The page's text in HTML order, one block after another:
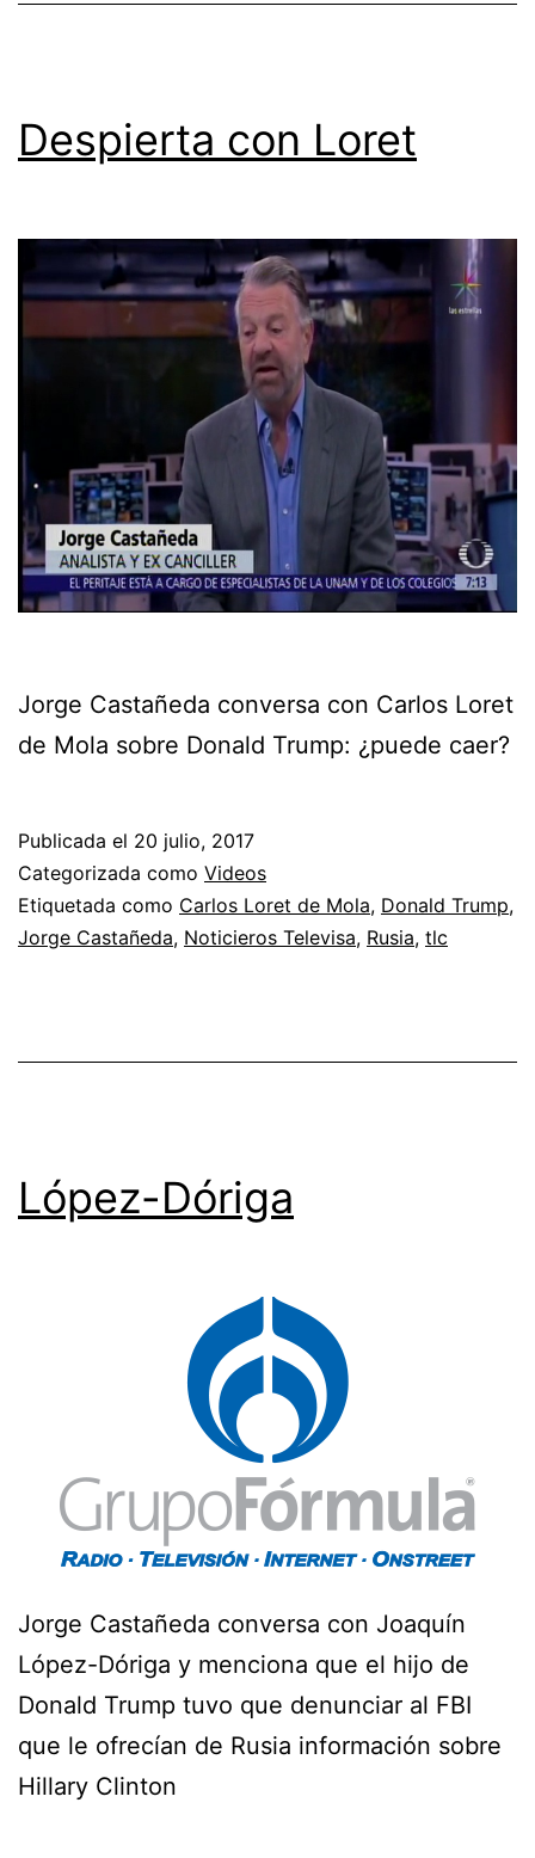
Despierta con Loret
Jorge Castañeda conversa con Carlos Loret
de Mola sobre Donald Trump: ¿puede caer?
Publicada el 20 julio, 2017
Categorizada como Videos
Etiquetada como Carlos Loret de Mola, Donald Trump,
Jorge Castañeda, Noticieros Televisa, Rusia, tlc
López-Dóriga
Jorge Castañeda conversa con Joaquín
López-Dóriga y menciona que el hijo de
Donald Trump tuvo que denunciar al FBI
que le ofrecían de Rusia información sobre
Hillary Clinton